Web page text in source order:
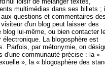
multimédias dans ses billets ;
questions et commentaires
d'un blog peut laisser des
blog lui-même, ou bien contacter
électronique. La blogosphère est
Parfois, par métonymie, on
d'une communauté précise : la «
», la « blogosphère des